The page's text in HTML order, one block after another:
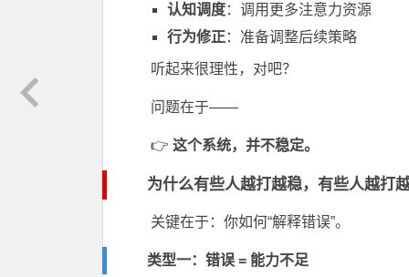
认知调度：调用更多注意力资源
行为修正：准备调整后续策略
听起来很理性，对吧？
问题在于——
👉 这个系统，并不稳定。
为什么有些人越打越稳，有些人越打
关键在于：你如何“解释错误”。
类型一：错误 = 能力不足